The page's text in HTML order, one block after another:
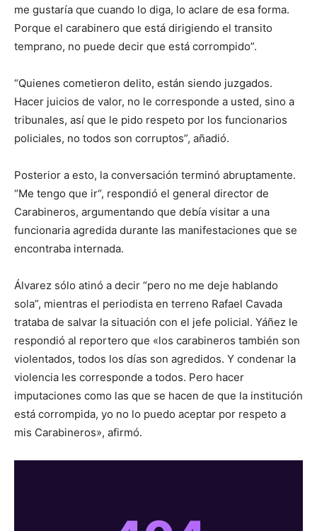
me gustaría que cuando lo diga, lo aclare de esa forma.
Porque el carabinero que está dirigiendo el transito
temprano, no puede decir que está corrompido”.
“Quienes cometieron delito, están siendo juzgados.
Hacer juicios de valor, no le corresponde a usted, sino a
tribunales, así que le pido respeto por los funcionarios
policiales, no todos son corruptos”, añadió.
Posterior a esto, la conversación terminó abruptamente.
“Me tengo que ir“, respondió el general director de
Carabineros, argumentando que debía visitar a una
funcionaria agredida durante las manifestaciones que se
encontraba internada.
Álvarez sólo atinó a decir “pero no me deje hablando
sola”, mientras el periodista en terreno Rafael Cavada
trataba de salvar la situación con el jefe policial. Yáñez le
respondió al reportero que «los carabineros también son
violentados, todos los días son agredidos. Y condenar la
violencia les corresponde a todos. Pero hacer
imputaciones como las que se hacen de que la institución
está corrompida, yo no lo puedo aceptar por respeto a
mis Carabineros», afirmó.